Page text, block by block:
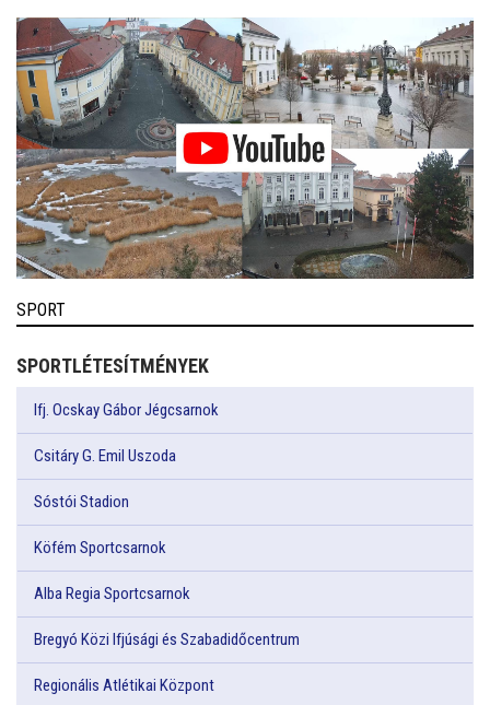
SPORT
SPORTLÉTESÍTMÉNYEK
Ifj. Ocskay Gábor Jégcsarnok
Csitáry G. Emil Uszoda
Sóstói Stadion
Köfém Sportcsarnok
Alba Regia Sportcsarnok
Bregyó Közi Ifjúsági és Szabadidőcentrum
Regionális Atlétikai Központ